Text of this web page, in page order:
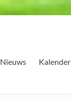
Nieuws Kalender